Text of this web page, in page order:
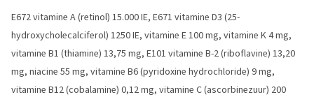
E672 vitamine A (retinol) 15.000 IE, E671 vitamine D3 (25-
hydroxycholecalciferol) 1250 IE, vitamine E 100 mg, vitamine K 4 mg,
vitamine B1 (thiamine) 13,75 mg, E101 vitamine B-2 (riboflavine) 13,20
mg, niacine 55 mg, vitamine B6 (pyridoxine hydrochloride) 9 mg,
vitamine B12 (cobalamine) 0,12 mg, vitamine C (ascorbinezuur) 200